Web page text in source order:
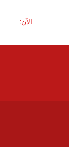
الآن: